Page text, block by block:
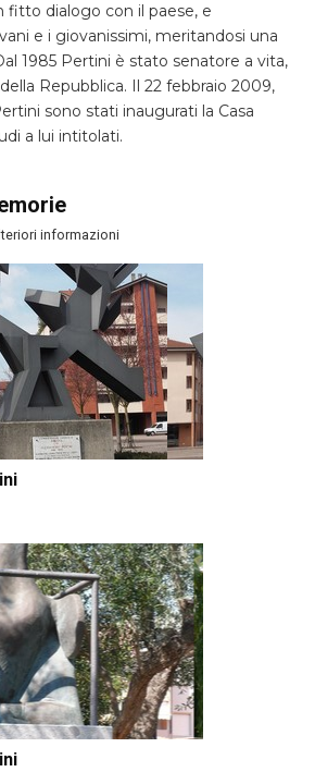
fitto dialogo con il paese, e
e i giovanissimi, meritandosi una
1985 Pertini è stato senatore a vita,
Repubblica. Il 22 febbraio 2009,
sono stati inaugurati la Casa
a lui intitolati.
informazioni